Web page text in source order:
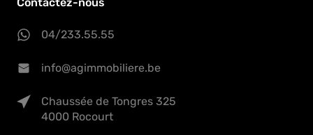
04/233.55.55
info@agimmobiliere.be
Chaussée de Tongres 325
4000 Rocourt